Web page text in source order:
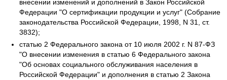
внесении изменений и дополнений в Закон Российской
Федерации "О сертификации продукции и услуг" (Собрание
законодательства Российской Федерации, 1998, N 31, ст.
3832);
статью 2 Федерального закона от 10 июля 2002 г. N 87-ФЗ
"О внесении изменения в статью 6 Федерального закона
"Об основах социального обслуживания населения в
Российской Федерации" и дополнения в статью 2 Закона